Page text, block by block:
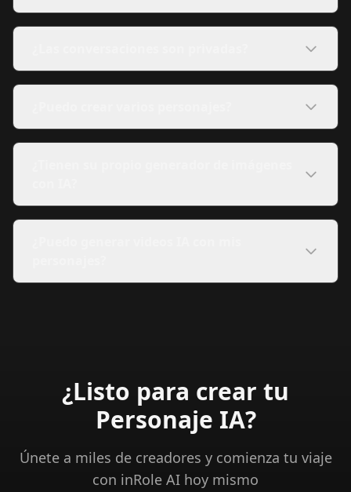
¿Listo para crear tu
Personaje IA?
Únete a miles de creadores y comienza tu viaje
con inRole AI hoy mismo